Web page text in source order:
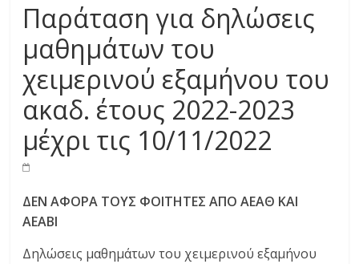
Παράταση για δηλώσεις
μαθημάτων του
χειμερινού εξαμήνου του
ακαδ. έτους 2022-2023
μέχρι τις 10/11/2022
ΔΕΝ ΑΦΟΡΑ ΤΟΥΣ ΦΟΙΤΗΤΕΣ ΑΠΟ ΑΕΑΘ ΚΑΙ
ΑΕΑΒΙ
Δηλώσεις μαθημάτων του χειμερινού εξαμήνου